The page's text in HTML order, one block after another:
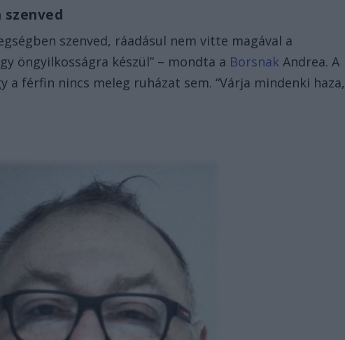
szenved
szenved, ráadásul nem vitte magával a
öngyilkosságra készül” – mondta a Borsnak Andrea. A
a férfin nincs meleg ruházat sem. “Várja mindenki haza,